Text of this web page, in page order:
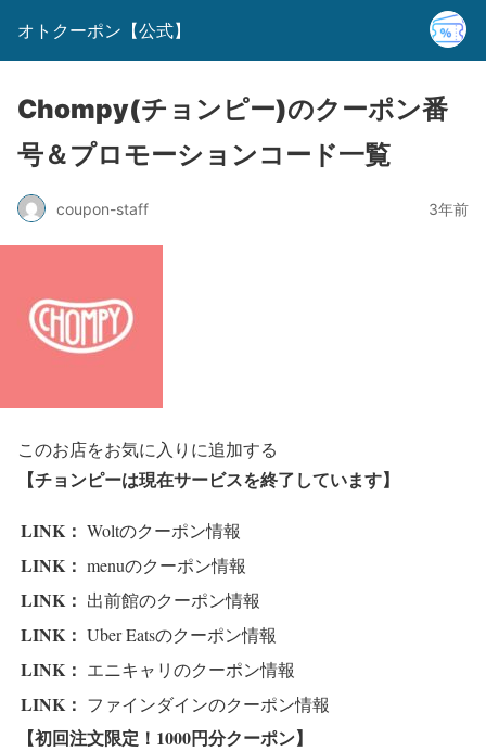
オトクーポン【公式】
Chompy(チョンピー)のクーポン番
号＆プロモーションコード一覧
coupon-staff 3年前
このお店をお気に入りに追加する
【チョンピーは現在サービスを終了しています】
LINK： Woltのクーポン情報
LINK： menuのクーポン情報
LINK： 出前館のクーポン情報
LINK： Uber Eatsのクーポン情報
LINK： エニキャリのクーポン情報
LINK： ファインダインのクーポン情報
【初回注文限定！1000円分クーポン】